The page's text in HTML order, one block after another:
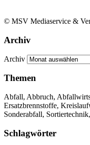
© MSV Mediaservice &
Archiv
Archiv
Themen
Abfall, Abbruch,
Ersatzbrennstoffe,
Sonderabfall,
Schlagwörter